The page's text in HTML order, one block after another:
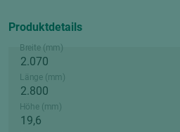
Produktdetails
Breite (mm)
Länge (mm)
Höhe (mm)